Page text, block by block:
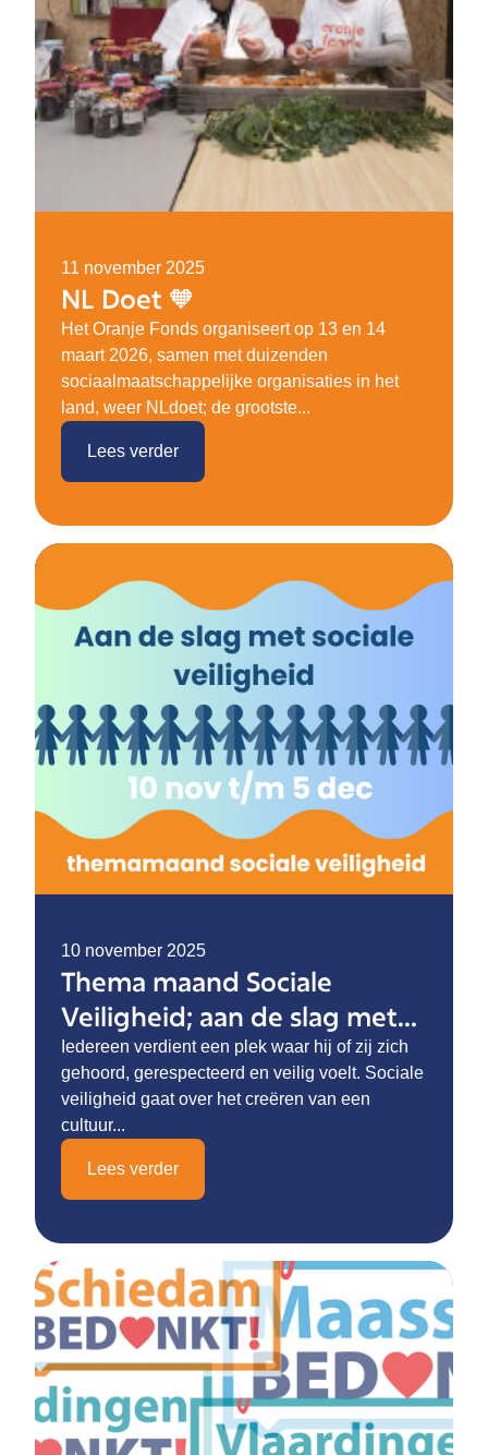
11 november 2025
NL Doet 🧡
Het Oranje Fonds organiseert op 13 en 14
maart 2026, samen met duizenden
sociaalmaatschappelijke organisaties in het
land, weer NLdoet; de grootste...
Lees verder
10 november 2025
Thema maand Sociale
Veiligheid; aan de slag met
sociale veiligheid
Iedereen verdient een plek waar hij of zij zich
gehoord, gerespecteerd en veilig voelt. Sociale
veiligheid gaat over het creëren van een
cultuur...
Lees verder